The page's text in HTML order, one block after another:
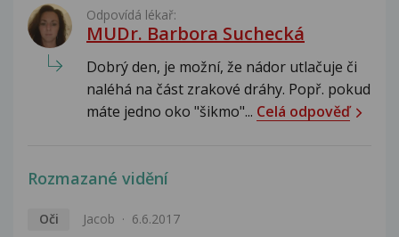
Odpovídá lékař:
MUDr. Barbora Suchecká
Dobrý den, je možní, že nádor utlačuje či
naléhá na část zrakové dráhy. Popř. pokud
máte jedno oko "šikmo"... Celá odpověď
Rozmazané vidění
Oči Jacob 6.6.2017